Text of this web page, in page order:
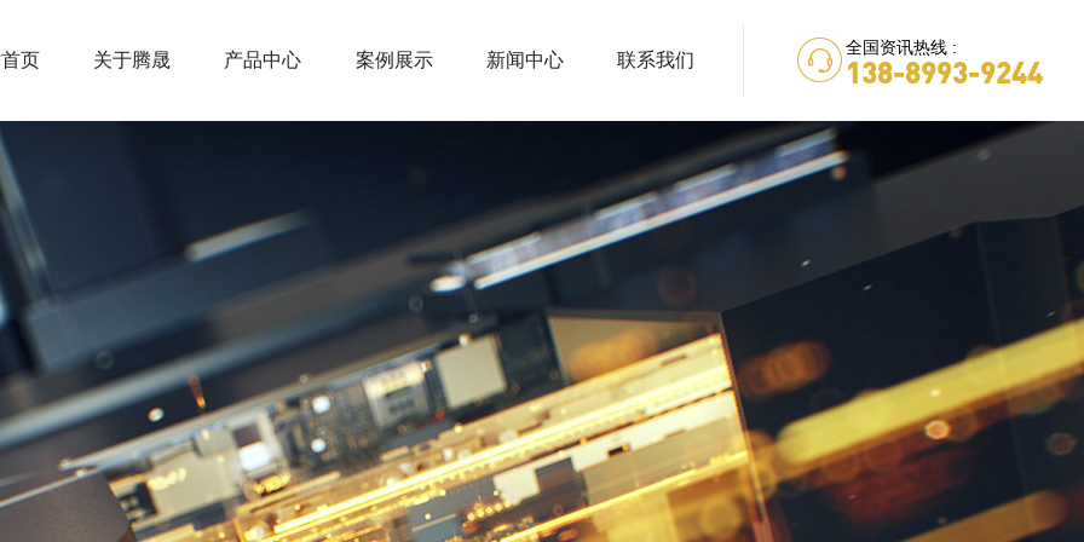
页 关于腾晟 产品中心 案例展示 新闻中心 联系我们
全国资讯热线 :
138-8993-9244